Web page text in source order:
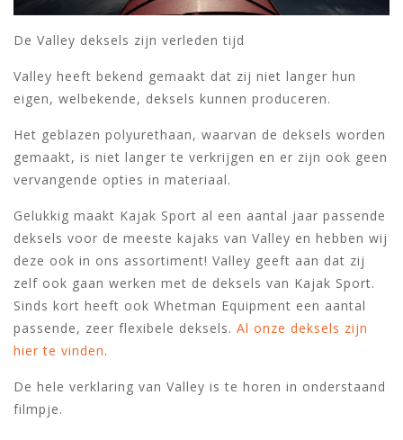
De Valley deksels zijn verleden tijd
Valley heeft bekend gemaakt dat zij niet langer hun
eigen, welbekende, deksels kunnen produceren.
Het geblazen polyurethaan, waarvan de deksels worden
gemaakt, is niet langer te verkrijgen en er zijn ook geen
vervangende opties in materiaal.
Gelukkig maakt Kajak Sport al een aantal jaar passende
deksels voor de meeste kajaks van Valley en hebben wij
deze ook in ons assortiment! Valley geeft aan dat zij
zelf ook gaan werken met de deksels van Kajak Sport.
Sinds kort heeft ook Whetman Equipment een aantal
passende, zeer flexibele deksels. Al onze deksels zijn
hier te vinden.
De hele verklaring van Valley is te horen in onderstaand
filmpje.